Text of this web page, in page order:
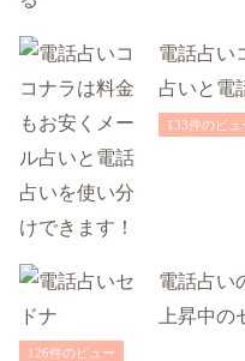
電話占い
占いと電
133件のビュ
電話占い
上昇中の
126件のビュー